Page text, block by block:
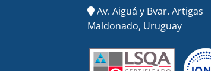
Av. Aiguá y Bvar. Artigas
Maldonado, Uruguay